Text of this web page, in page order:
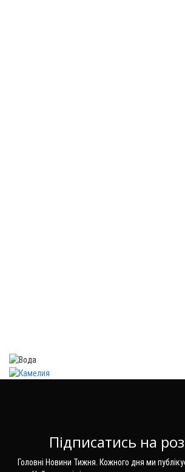
Підписатись на
Головні Новини Тижня. Кожного дня ми